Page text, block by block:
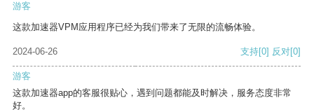
游客
这款加速器VPM应用程序已经为我们带来了无限的流畅体验。
2024-06-26 支持[0] 反对[0]
游客
这款加速器app的客服很贴心，遇到问题都能及时解决，服务态度非常
好。